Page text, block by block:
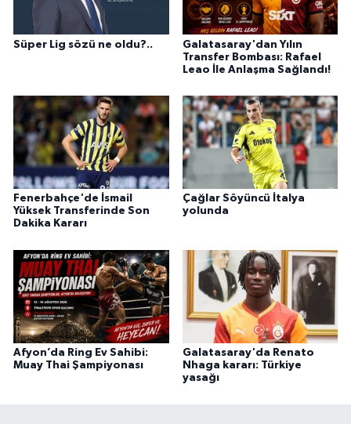
Süper Lig sözü ne oldu?..
Galatasaray'dan Yılın
Transfer Bombası: Rafael
Leao İle Anlaşma Sağlandı!
Fenerbahçe'de İsmail
Yüksek Transferinde Son
Dakika Kararı
Çağlar Söyüncü İtalya
yolunda
Afyon’da Ring Ev Sahibi:
Muay Thai Şampiyonası
Galatasaray'da Renato
Nhaga kararı: Türkiye
yasağı